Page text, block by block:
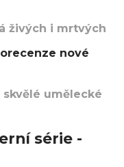
živých i mrtvých
nové
umělecké
série -